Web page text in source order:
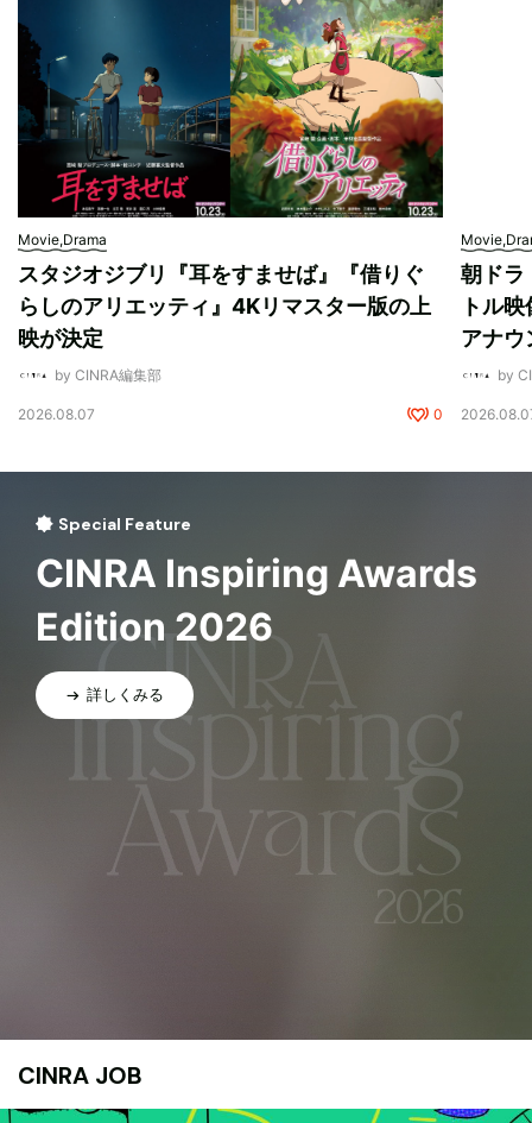
Movie,Drama
スタジオジブリ『耳をすませば』『借りぐ
らしのアリエッティ』4Kリマスター版の上
映が決定
by CINRA編集部
2026.08.07 0
朝ドラ
トル
アナウ
by
Special Feature
CINRA Inspiring Awards
Edition 2026
詳しくみる
CINRA JOB